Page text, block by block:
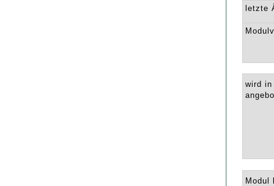
letzte
wird in
Modul